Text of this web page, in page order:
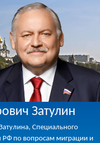
Затулин
Специального
РФ по вопросам миграции и